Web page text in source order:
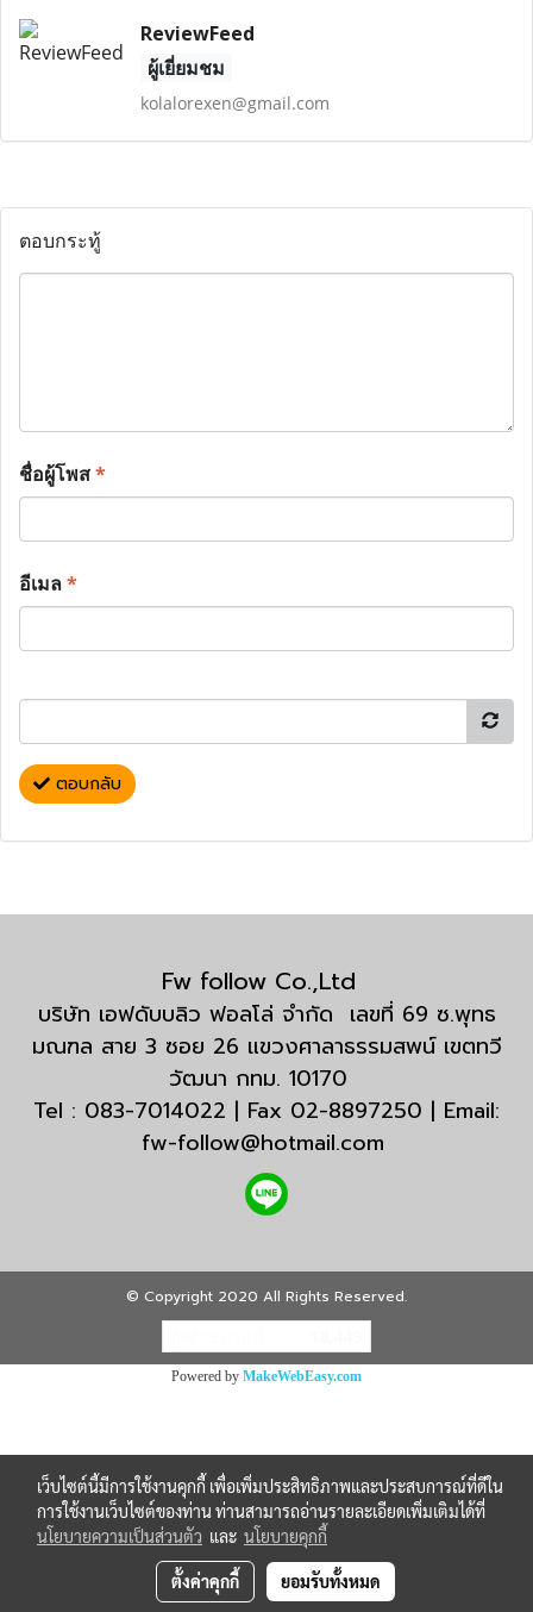
ReviewFeed
ผู้เยี่ยมชม
kolalorexen@gmail.com
ตอบกระทู้
ชื่อผู้โพส*
อีเมล*
ตอบกลับ
Fw follow Co.,Ltd
บริษัท เอฟดับบลิว ฟอลโล่ จำกัด เลขที่ 69 ซ.พุทธ
มณฑล สาย 3 ซอย 26 แขวงศาลาธรรมสพน์ เขตทวี
วัฒนา กทม. 10170
Tel : 083-7014022 | Fax 02-8897250 | Email:
fw-follow@hotmail.com
© Copyright 2020 All Rights Reserved.
Powered by MakeWebEasy.com
เว็บไซต์นี้มีการใช้งานคุกกี้ เพื่อเพิ่มประสิทธิภาพและประสบการณ์ที่ดีใน
การใช้งานเว็บไซต์ของท่าน ท่านสามารถอ่านรายละเอียดเพิ่มเติมได้ที่
นโยบายความเป็นส่วนตัว และ นโยบายคุกกี้
ตั้งค่าคุกกี้ ยอมรับทั้งหมด